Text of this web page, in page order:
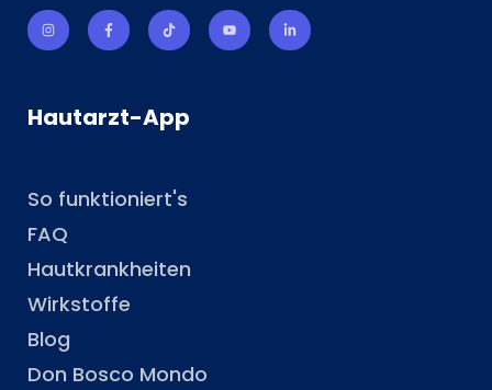
Hautarzt-App
So funktioniert's
FAQ
Hautkrankheiten
Wirkstoffe
Blog
Don Bosco Mondo